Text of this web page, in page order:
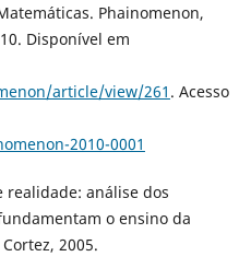
Phainomenon,
Disponível em
article/view/261 . Acesso
2010-0001
realidade: análise dos
o ensino da
2005.